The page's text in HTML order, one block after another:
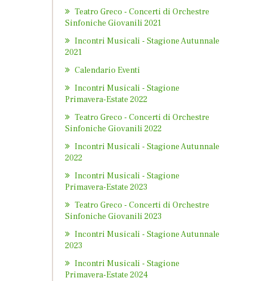
Teatro Greco - Concerti di Orchestre
Sinfoniche Giovanili 2021
Incontri Musicali - Stagione Autunnale
2021
Calendario Eventi
Incontri Musicali - Stagione
Primavera-Estate 2022
Teatro Greco - Concerti di Orchestre
Sinfoniche Giovanili 2022
Incontri Musicali - Stagione Autunnale
2022
Incontri Musicali - Stagione
Primavera-Estate 2023
Teatro Greco - Concerti di Orchestre
Sinfoniche Giovanili 2023
Incontri Musicali - Stagione Autunnale
2023
Incontri Musicali - Stagione
Primavera-Estate 2024